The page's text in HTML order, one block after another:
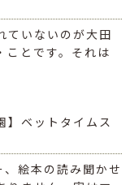
いのが大田
ことです。それは
】ベットタイムス
絵本の読み聞かせ